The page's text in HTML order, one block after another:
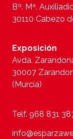
Bº. Mª.
30110 Cabezo
Exposición
Avda.
30007
(Murcia)
Telf. 968 831